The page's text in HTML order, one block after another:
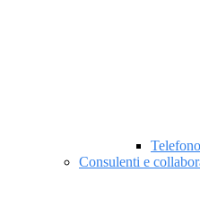
Consulenti e